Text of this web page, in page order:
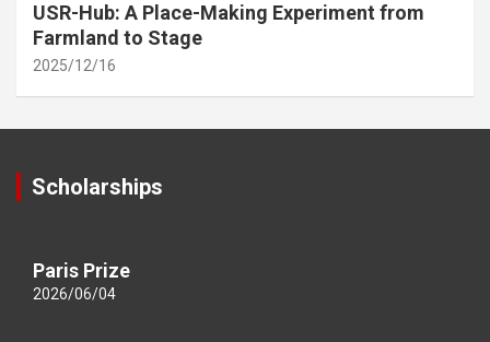
USR-Hub: A Place-Making Experiment from
Farmland to Stage
2025/12/16
Scholarships
Paris Prize
2026/06/04